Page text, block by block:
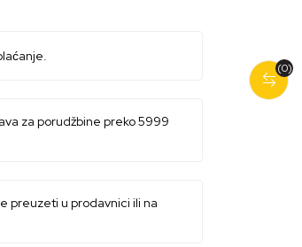
(0)
za porudžbine preko 5999
preuzeti u prodavnici ili na